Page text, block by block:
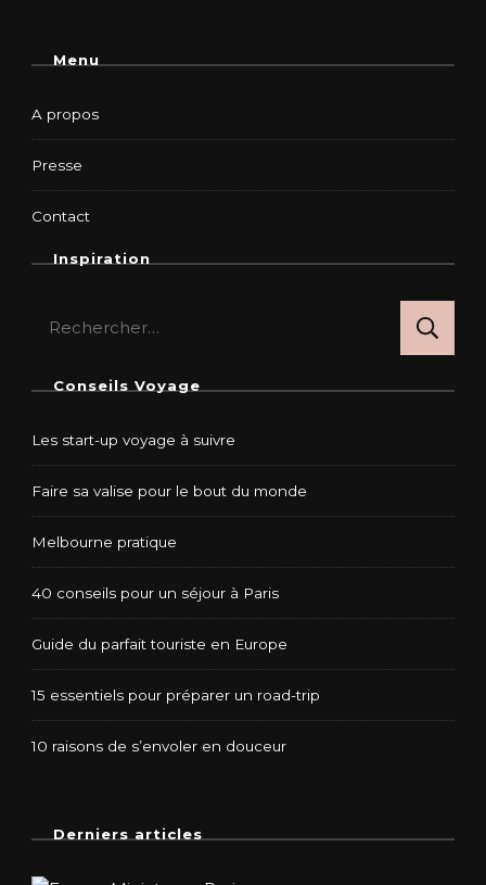
Menu
A propos
Presse
Contact
Inspiration
Conseils Voyage
Les start-up voyage à suivre
Faire sa valise pour le bout du monde
Melbourne pratique
40 conseils pour un séjour à Paris
Guide du parfait touriste en Europe
15 essentiels pour préparer un road-trip
10 raisons de s’envoler en douceur
Derniers articles